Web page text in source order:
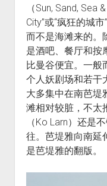
（Sun, Sand, Sea
City”或“疯狂的城
而不是海滩来的。
是酒吧、餐厅和按
比曼谷便宜。一般
个人妖剧场和若干
大多集中在南芭堤
滩相对较脏，不太
（Ko Larn）还是
往。芭堤雅向南延
是芭堤雅的翻版。